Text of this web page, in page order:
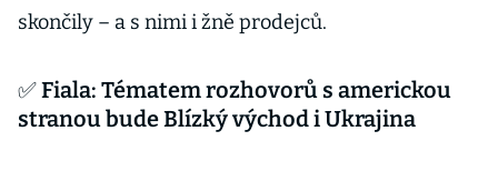
skončily – a s nimi i žně prodejců.
✅ Fiala: Tématem rozhovorů s americkou
stranou bude Blízký východ i Ukrajina